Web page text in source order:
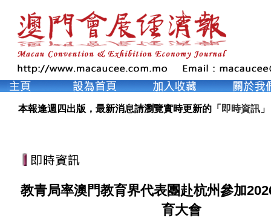
本報逢週四出版，最新消息請瀏覽實時更新的「 即時資訊 」
教青局率澳門教育界代表團赴杭州參加
育大會